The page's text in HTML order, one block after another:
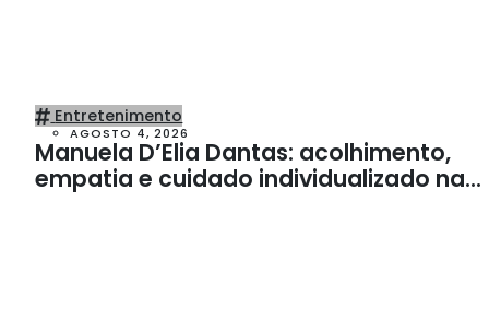
Entretenimento
AGOSTO 4, 2026
Manuela D’Elia Dantas: acolhimento,
empatia e cuidado individualizado na